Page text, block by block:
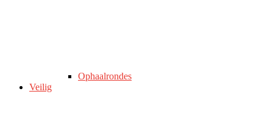
Ophaalrondes
Veilig